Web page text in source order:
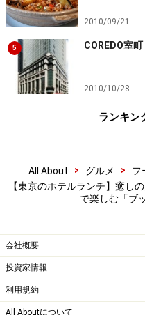
料金： 大人7843円／小学
■ Monday Lunch Buffet（
時間：11：30～15：00
30）
料金：5946円／ビュッフ
は別料金で注文可能）
※上記価格すべて税・サー
東京都中央区銀座6-6-7
京3F
TEL：03-6837-1300
2010/09/21
5 COREDO室
2010/10/28
ランキン
All About > グルメ > フ
【東京のホテルランチ】癒し
で楽しむ「ブ
会社概要
投資家情報
利用規約
All Aboutについて